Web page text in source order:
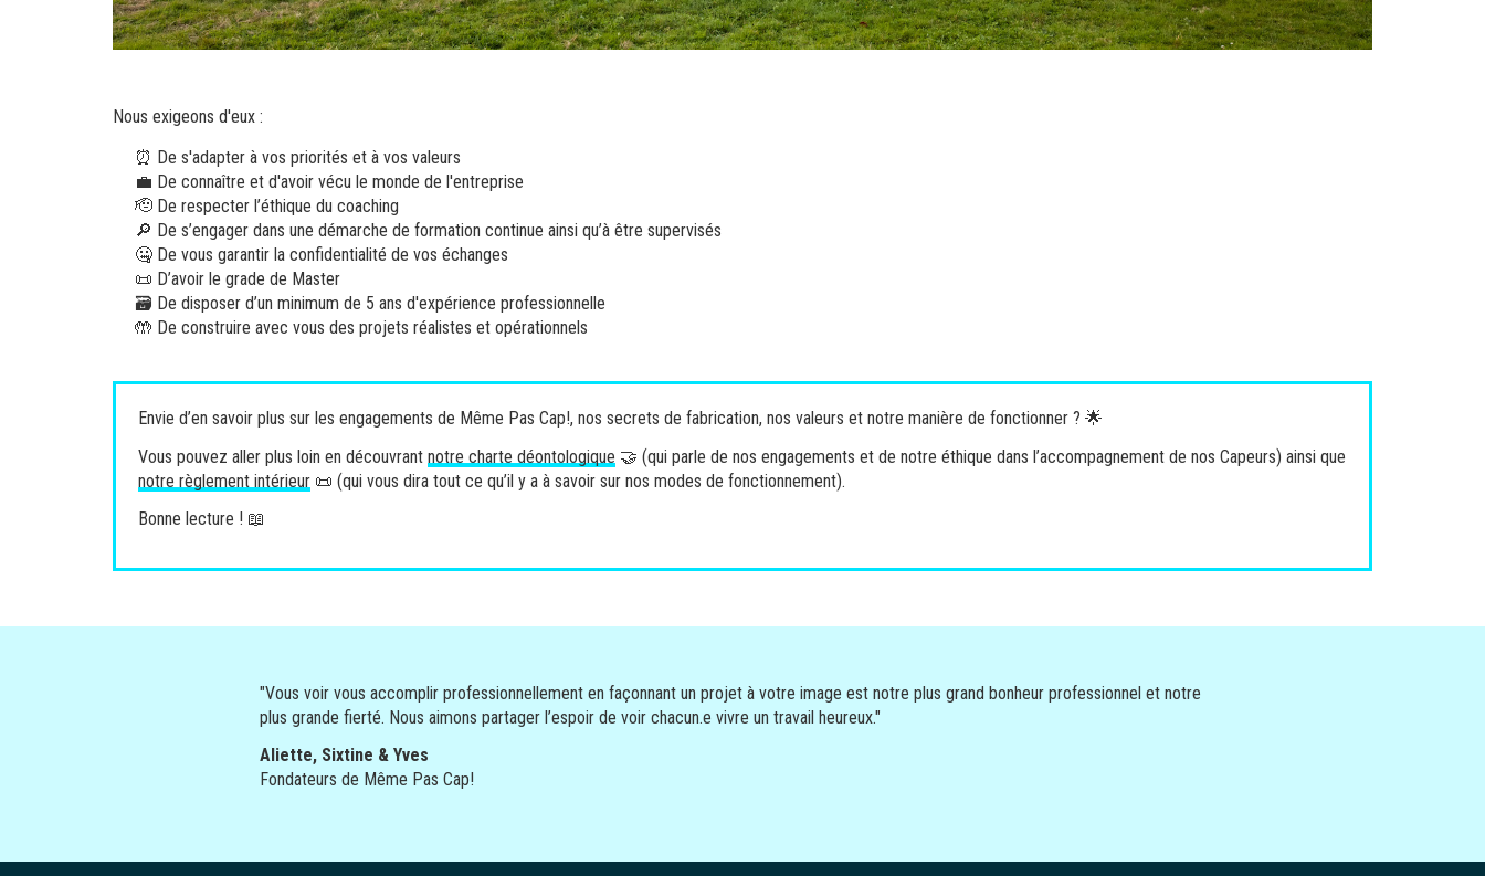
Nous exigeons d'eux :
⏰ De s'adapter à vos priorités et à vos valeurs
💼 De connaître et d'avoir vécu le monde de l'entreprise
🫡 De respecter l’éthique du coaching
🔎 De s’engager dans une démarche de formation continue ainsi qu’à être supervisés
🤐 De vous garantir la confidentialité de vos échanges
📜 D’avoir le grade de Master
🗃️ De disposer d’un minimum de 5 ans d'expérience professionnelle
🤲 De construire avec vous des projets réalistes et opérationnels
Envie d’en savoir plus sur les engagements de Même Pas Cap!, nos secrets de fabrication, nos valeurs et notre manière de fonctionner ? 🌟
Vous pouvez aller plus loin en découvrant notre charte déontologique 🤝 (qui parle de nos engagements et de notre éthique dans l’accompagnement de nos Capeurs) ainsi que
notre règlement intérieur 📜 (qui vous dira tout ce qu’il y a à savoir sur nos modes de fonctionnement).
Bonne lecture ! 📖
"Vous voir vous accomplir professionnellement en façonnant un projet à votre image est notre plus grand bonheur professionnel et notre
plus grande fierté. Nous aimons partager l’espoir de voir chacun.e vivre un travail heureux."
Aliette, Sixtine & Yves
Fondateurs de Même Pas Cap!